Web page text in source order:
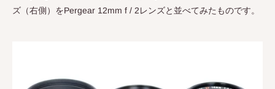
ズ（右側）をPergear 12mm f / 2レンズと並べてみたものです。